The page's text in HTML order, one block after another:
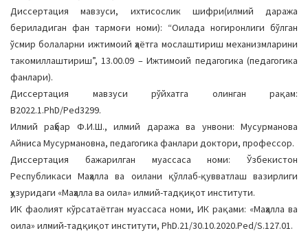
g
a
t
i
o
n
Диссертация мавзуси, ихтисослик шифри(илмий даража
бериладиган фан тармоғи номи): “Оилада ногиронлиги бўлган
ўсмир болаларни ижтимоий ҳаётга мослаштириш механизмларини
такомиллаштириш”, 13.00.09 – Ижтимоий педагогика (педагогика
фанлари).
Диссертация мавзуси рўйхатга олинган рақам:
В2022.1.PhD/Ped3299.
Илмий раҳбар Ф.И.Ш., илмий даража ва унвони: Мусурманова
Айниса Мусурмановна, педагогика фанлари доктори, профессор.
Диссертация бажарилган муассаса номи: Ўзбекистон
Республикаси Маҳалла ва оилани қўллаб-қувватлаш вазирлиги
ҳузуридаги «Маҳалла ва оила» илмий-тадқиқот институти.
ИК фаолият кўрсатаётган муассаса номи, ИК рақами: «Маҳалла ва
оила» илмий-тадқиқот институти, PhD.21/30.10.2020.Ped/S.127.01.